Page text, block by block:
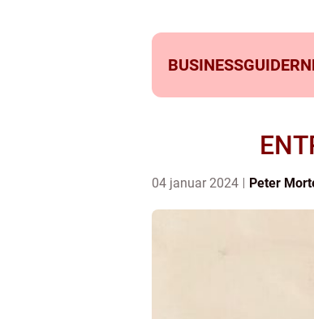
04 januar 2024 Peter